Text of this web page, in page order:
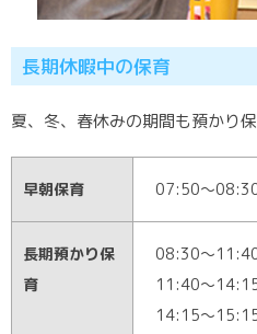
長期休暇中の保育
夏、冬、春休みの期間も預かり
早朝保育 07:50～
長期預かり保
育
08:30～
11:40～
14:15～